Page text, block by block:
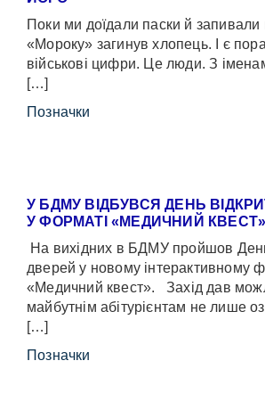
Поки ми доїдали паски й
«Мороку» загинув хлопець. І є
військові цифри. Це люди. З
[…]
Позначки
У БДМУ ВІДБУВСЯ ДЕНЬ
У ФОРМАТІ «МЕДИЧНИЙ КВЕСТ»
На вихідних в БДМУ пройшов
дверей у новому інтерактивному
«Медичний квест». Захід дав
майбутнім абітурієнтам не лише
[…]
Позначки